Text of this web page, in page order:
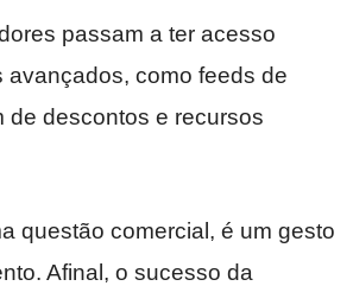
passam a ter acesso
avançados, como feeds de
de descontos e recursos
questão comercial, é um gesto
Afinal, o sucesso da